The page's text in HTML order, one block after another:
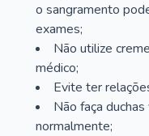
o sangramento
exames;
Não utilize
médico;
Evite ter
Não faça
normalmente;